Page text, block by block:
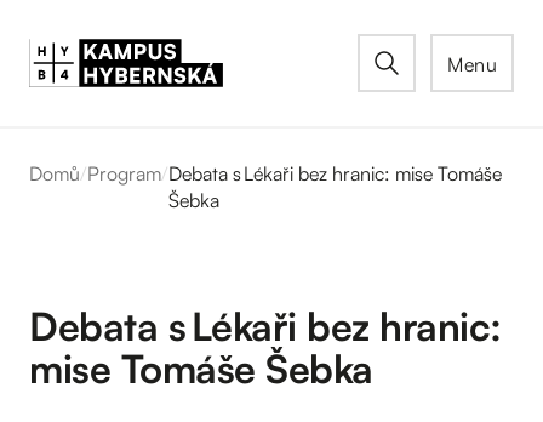
Menu
Domů/Program/Debata s Lékaři bez hranic: mise Tomáše
Šebka
Debata s Lékaři bez hranic:
mise Tomáše Šebka